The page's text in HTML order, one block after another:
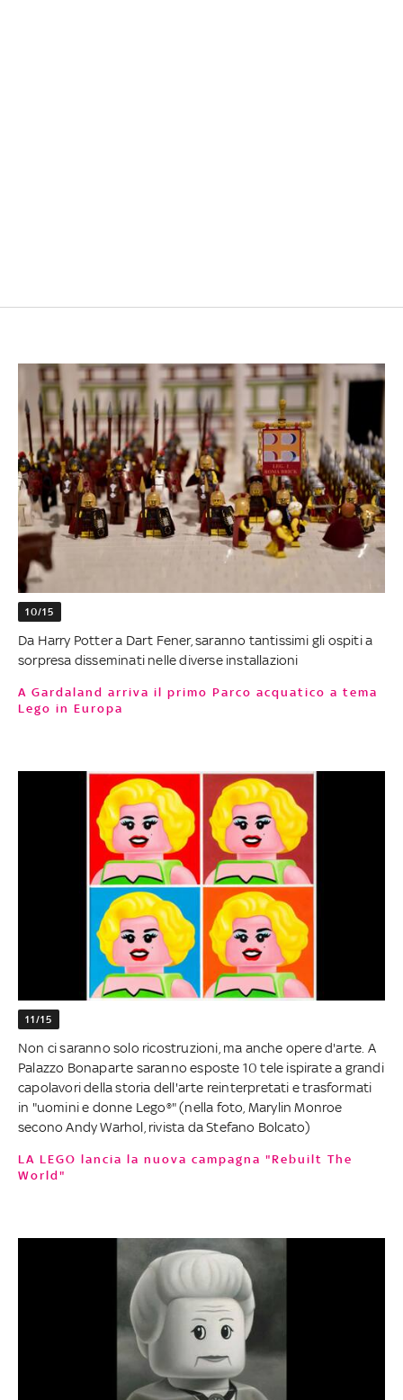
10/15
Da Harry Potter a Dart Fener, saranno tantissimi gli ospiti a
sorpresa disseminati nelle diverse installazioni
A Gardaland arriva il primo Parco acquatico a tema
Lego in Europa
11/15
Non ci saranno solo ricostruzioni, ma anche opere d'arte. A
Palazzo Bonaparte saranno esposte 10 tele ispirate a grandi
capolavori della storia dell'arte reinterpretati e trasformati
in "uomini e donne Lego®" (nella foto, Marylin Monroe
secono Andy Warhol, rivista da Stefano Bolcato)
LA LEGO lancia la nuova campagna "Rebuilt The
World"